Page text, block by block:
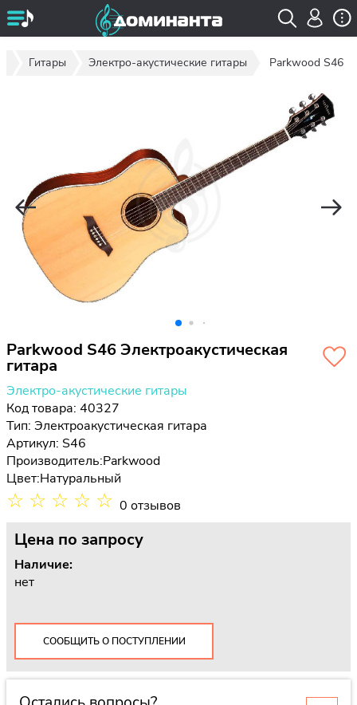
Гитары Электро-акустические гитары Parkwood S46
Parkwood S46 Электроакустическая
гитара
Электро-акустические гитары
Код товара: 40327
Тип: Электроакустическая гитара
Артикул: S46
Производитель:Parkwood
Цвет:Натуральный
☆ ☆ ☆ ☆ ☆ 0 отзывов
Цена по запросу
Наличие:
нет
СООБЩИТЬ О ПОСТУПЛЕНИИ